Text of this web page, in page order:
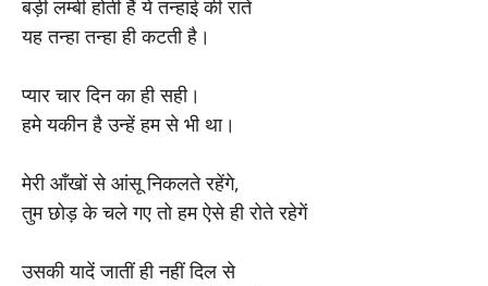
बड़ी लम्बी होती हैं ये तन्हाई की रातें
यह तन्हा तन्हा ही कटती है।
प्यार चार दिन का ही सही।
हमे यकीन है उन्हें हम से भी था।
मेरी आँखों से आंसू निकलते रहेंगे,
तुम छोड़ के चले गए तो हम ऐसे ही रोते रहेगें
उसकी यादें जातीं ही नहीं दिल से